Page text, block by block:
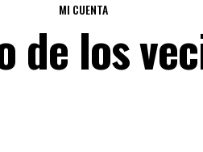
MI CUENTA
los